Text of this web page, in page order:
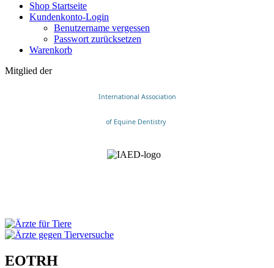
Shop Startseite
Kundenkonto-Login
Benutzername vergessen
Passwort zurücksetzen
Warenkorb
Mitglied der
International Association
of Equine Dentistry
EOTRH